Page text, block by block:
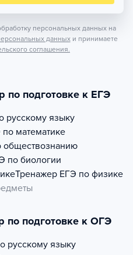
персональных данных на
данных и принимаете
соглашения.
по подготовке к ЕГЭ
русскому языку
математике
обществознанию
по биологии
Тренажер ЕГЭ по физике
по подготовке к ОГЭ
русскому языку